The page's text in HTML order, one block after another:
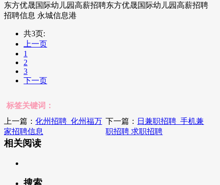
东方优晟国际幼儿园高薪招聘东方优晟国际幼儿园高薪招聘
招聘信息 永城信息港
共3页:
上一页
1
2
3
下一页
标签关键词：
上一篇： 化州招聘_化州福万
家招聘信息
下一篇： 日兼职招聘_手机兼
职招聘 求职招聘
相关阅读